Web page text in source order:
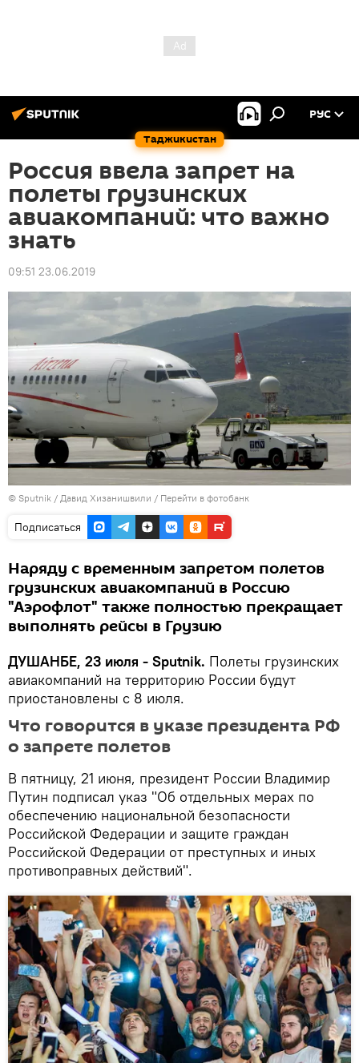
Таджикистан
РУС
Россия ввела запрет на
полеты грузинских
авиакомпаний: что важно
знать
09:51 23.06.2019
© Sputnik / Давид Хизанишвили / Перейти в фотобанк
Подписаться
Наряду с временным запретом полетов
грузинских авиакомпаний в Россию
"Аэрофлот" также полностью прекращает
выполнять рейсы в Грузию
ДУШАНБЕ, 23 июля - Sputnik. Полеты грузинских
авиакомпаний на территорию России будут
приостановлены с 8 июля.
Что говорится в указе президента РФ
о запрете полетов
В пятницу, 21 июня, президент России Владимир
Путин подписал указ "Об отдельных мерах по
обеспечению национальной безопасности
Российской Федерации и защите граждан
Российской Федерации от преступных и иных
противоправных действий".